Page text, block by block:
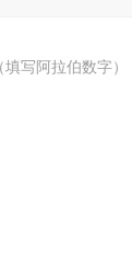
写阿拉伯数字